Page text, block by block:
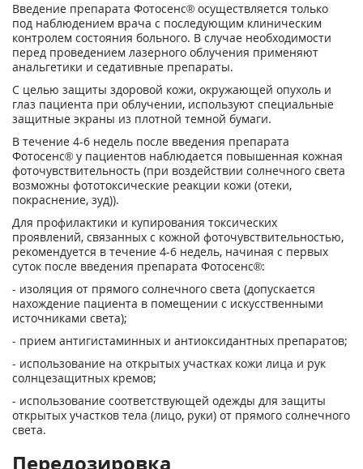
Введение препарата Фотосенс® осуществляется только
под наблюдением врача с последующим клиническим
контролем состояния больного. В случае необходимости
перед проведением лазерного облучения применяют
анальгетики и седативные препараты.
С целью защиты здоровой кожи, окружающей опухоль и
глаз пациента при облучении, используют специальные
защитные экраны из плотной темной бумаги.
В течение 4-6 недель после введения препарата
Фотосенс® у пациентов наблюдается повышенная кожная
фоточувствительность (при воздействии солнечного света
возможны фототоксические реакции кожи (отеки,
покраснение, зуд)).
Для профилактики и купирования токсических
проявлений, связанных с кожной фоточувствительностью,
рекомендуется в течение 4-6 недель, начиная с первых
суток после введения препарата Фотосенс®:
- изоляция от прямого солнечного света (допускается
нахождение пациента в помещении с искусственными
источниками света);
- прием антигистаминных и антиоксидантных препаратов;
- использование на открытых участках кожи лица и рук
солнцезащитных кремов;
- использование соответствующей одежды для защиты
открытых участков тела (лицо, руки) от прямого солнечного
света.
Передозировка